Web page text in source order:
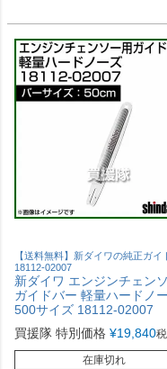
【送料無料】新ダイワの純正ガイ
18112-02007
新ダイワ エンジンチェン
ガイドバー 軽量ハードノ
500サイズ 18112-02007
買援隊 特別価格 ¥19,840
在庫切れ